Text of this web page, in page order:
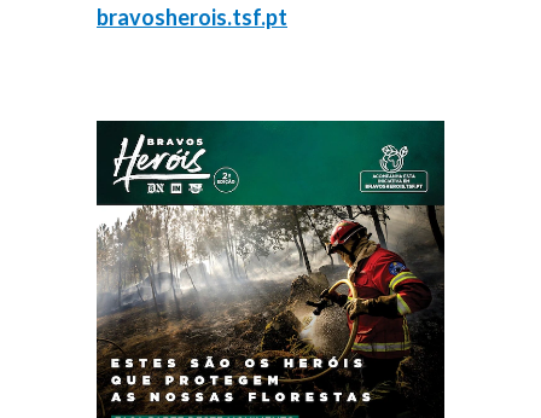
bravosherois.tsf.pt